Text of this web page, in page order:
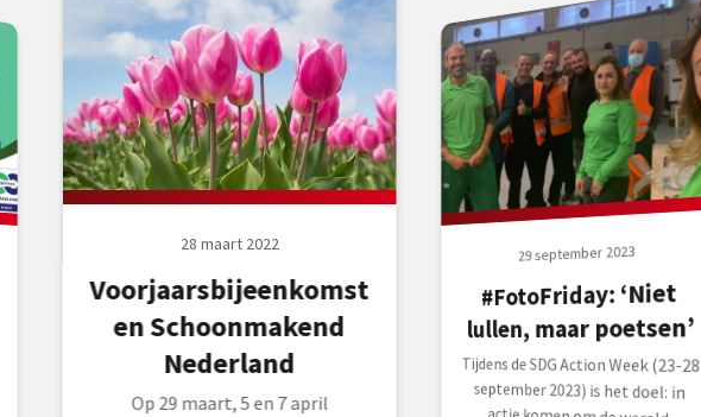
28 maart 2022
Voorjaarsbijeenkomst
en Schoonmakend
Nederland
Op 29 maart, 5 en 7 april
29 september 2023
#FotoFriday: ‘Niet
lullen, maar poetsen’
Tijdens de SDG Action Week (23-28
september 2023) is het doel: in
actie komen om de wereld
daadwerkelijk te verduurzamen,
verandering begint immers met